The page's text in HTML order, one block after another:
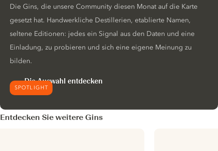
SPOTLIGHT
Die Gins, die unsere Community diesen Monat auf die Karte
gesetzt hat. Handwerkliche Destillerien, etablierte Namen,
seltene Editionen: jedes ein Signal aus den Daten und eine
Einladung, zu probieren und sich eine eigene Meinung zu
bilden.
Die Auswahl entdecken
Entdecken Sie weitere Gins